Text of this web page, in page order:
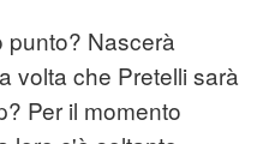
Nascerà
volta che Pretelli sarà
Per il momento